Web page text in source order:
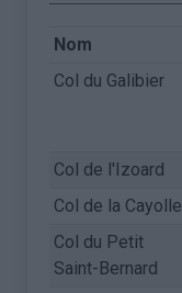
Nom
Col du Galibier
Col de l'Izoard
Col de la Cayolle
Col du Petit
Saint-Bernard